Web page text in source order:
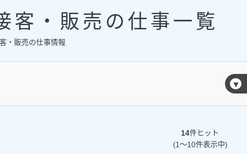
客・販売の仕事一覧
・販売の仕事情報
▼
14件ヒット
(1～10件表示中)